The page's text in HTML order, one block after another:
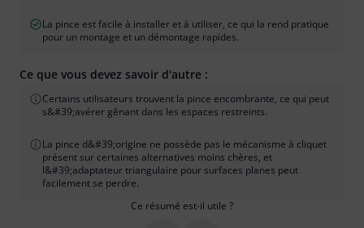
La pince est facile à installer et à utiliser, ce qui la rend pratique
pour un montage et un démontage rapides.
Ce que vous devez savoir d'autre :
Certains utilisateurs trouvent la pince encombrante, ce qui peut
s&#39;avérer gênant dans les espaces restreints.
La pince d&#39;origine ne possède pas le mécanisme à cliquet
présent sur certaines alternatives moins chères, et
l&#39;adaptateur triangulaire pour surfaces planes peut
facilement se perdre.
Ce résumé est-il utile ?